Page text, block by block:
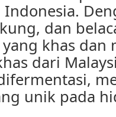
dan
khas dan
dari
unik pada